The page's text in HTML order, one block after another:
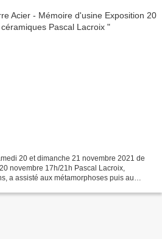
20 et dimanche 21 novembre 2021 de
novembre 17h/21h Pascal Lacroix,
a assisté aux métamorphoses puis au